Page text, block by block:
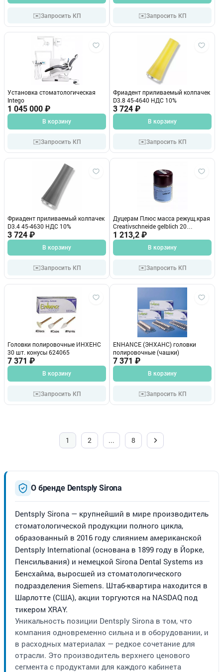
✉️Запросить КП ✉️Запросить КП
Установка стоматологическая
Intego
1 045 000 ₽
В корзину
✉️Запросить КП
Фриадент приливаемый колпачек
D3.8 45-4640 НДС 10%
3 724 ₽
В корзину
✉️Запросить КП
Фриадент приливаемый колпачек
D3.4 45-4630 НДС 10%
3 724 ₽
В корзину
✉️Запросить КП
Дуцерам Плюс масса режущ.края
Creativschneide gelblich 20
г.5361022013
1 213,2 ₽
В корзину
✉️Запросить КП
Головки полировочные ИНХЕНС
30 шт. конусы 624065
7 371 ₽
В корзину
✉️Запросить КП
ENHANCE (ЭНХАНС) головки
полировочные (чашки)
7 371 ₽
В корзину
✉️Запросить КП
1 2 ... 8
О бренде Dentsply Sirona
Dentsply Sirona — крупнейший в мире производитель
стоматологической продукции полного цикла,
образованный в 2016 году слиянием американской
Dentsply International (основана в 1899 году в Йорке,
Пенсильвания) и немецкой Sirona Dental Systems из
Бенсхайма, выросшей из стоматологического
подразделения Siemens. Штаб-квартира находится в
Шарлотте (США), акции торгуются на NASDAQ под
тикером XRAY.
Уникальность позиции Dentsply Sirona в том, что
компания одновременно сильна и в оборудовании, и
в расходных материалах — редкое сочетание для
отрасли. Это производитель верхнего ценового
сегмента с продуктами для каждого кабинета